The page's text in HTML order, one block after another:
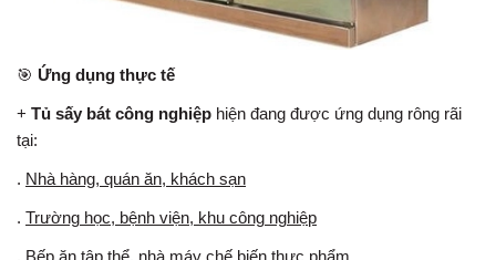
🎯 Ứng dụng thực tế
+ Tủ sấy bát công nghiệp hiện đang được ứng dụng rông rãi
tại:
. Nhà hàng, quán ăn, khách sạn
. Trường học, bệnh viện, khu công nghiệp